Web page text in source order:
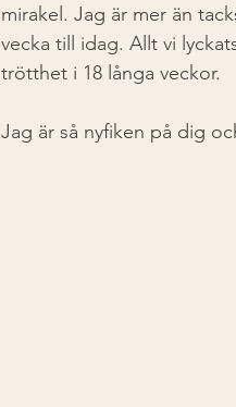
mirakel. Jag är mer än
vecka till idag. Allt vi
trötthet i 18 långa veckor.
Jag är så nyfiken på dig